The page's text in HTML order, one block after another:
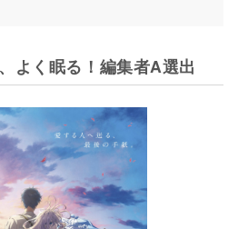
よく眠る！編集者A選出